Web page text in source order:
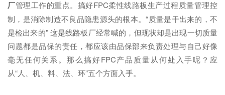
厂管理工作的重点。搞好FPC柔性线路板生产过程质量管理控
制，是消除制造不良品隐患源头的根本。“质量是干出来的，不
是检出来的” 这是线路板厂经常喊的，但现状却是出现一切质量
问题都是品保的责任，都应该由品保部来负责处理与自己好像
毫无任何关系。那么搞好FPC产品质量从何处入手呢？应
从“人、机、料、法、环”五个方面入手。